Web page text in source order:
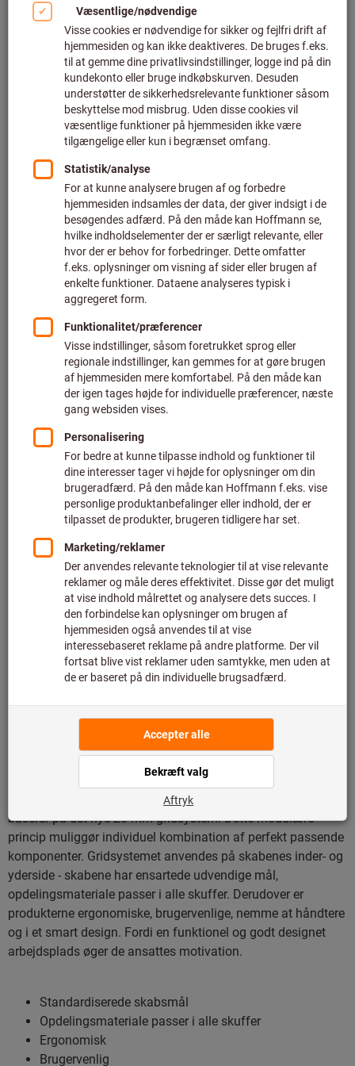
Indretningskonceptet GARANT GridLine muliggør en fleksibel
udformning af din virksomhed, uden af skulle gå på
kompromis med designet. Stil dit ønskekoncept individuelt
sammen – vha. komponenternes modulprincip profiterer du
af mangfoldige kombinations- og udvidelsesmuligheder.
Fordele ved GARANT GridLine:
Standardiseret rastersystem:
Letter en perfekt planlægning iht. modulprincippet.
Komplet modulært:
Mangfoldige kombinations- og udvidelsesmuligheder.
Højeste funktionalitet:
Innovative detaljeløsninger til højere effektivitet og
optimeret workflow
ensartet gridsystem giver
maksimal fleksibilitet
Værkstedsindretning fra den nye GARANT GridLine serie
baserer på det nye 25 mm gridsystem. Dette modulære
princip muliggør individuel kombination af perfekt passende
komponenter. Gridsystemet anvendes på skabenes inder- og
yderside - skabene har ensartede udvendige mål,
opdelingsmateriale passer i alle skuffer. Derudover er
produkterne ergonomiske, brugervenlige, nemme at håndtere
og i et smart design. Fordi en funktionel og godt designet
arbejdsplads øger de ansattes motivation.
Standardiserede skabsmål
Opdelingsmateriale passer i alle skuffer
Ergonomisk
Brugervenlig